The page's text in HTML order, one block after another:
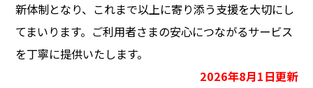
新体制となり、これまで以上に寄り添う支援を大切にし
てまいります。ご利用者さまの安心につながるサービス
を丁寧に提供いたします。
2026年8月1日更新